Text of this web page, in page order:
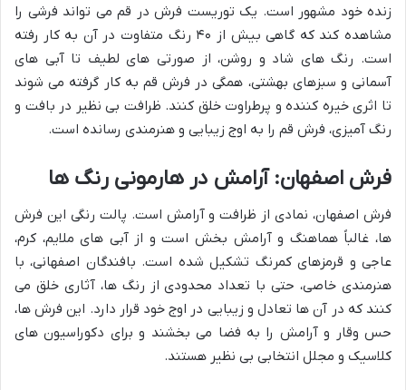
زنده خود مشهور است. یک توریست فرش در قم می تواند فرشی را
مشاهده کند که گاهی بیش از ۴۰ رنگ متفاوت در آن به کار رفته
است. رنگ های شاد و روشن، از صورتی های لطیف تا آبی های
آسمانی و سبزهای بهشتی، همگی در فرش قم به کار گرفته می شوند
تا اثری خیره کننده و پرطراوت خلق کنند. ظرافت بی نظیر در بافت و
رنگ آمیزی، فرش قم را به اوج زیبایی و هنرمندی رسانده است.
فرش اصفهان: آرامش در هارمونی رنگ ها
فرش اصفهان، نمادی از ظرافت و آرامش است. پالت رنگی این فرش
ها، غالباً هماهنگ و آرامش بخش است و از آبی های ملایم، کرم،
عاجی و قرمزهای کمرنگ تشکیل شده است. بافندگان اصفهانی، با
هنرمندی خاصی، حتی با تعداد محدودی از رنگ ها، آثاری خلق می
کنند که در آن ها تعادل و زیبایی در اوج خود قرار دارد. این فرش ها،
حس وقار و آرامش را به فضا می بخشند و برای دکوراسیون های
کلاسیک و مجلل انتخابی بی نظیر هستند.